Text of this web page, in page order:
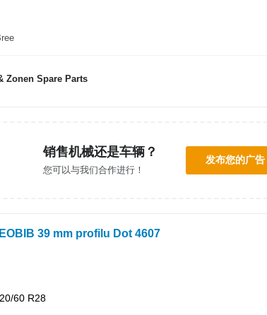
Zonen Spare Parts
销售机械还是车辆？
您可以与我们合作进行！
发布您的广告
39 mm profilu Dot 4607
60 R28